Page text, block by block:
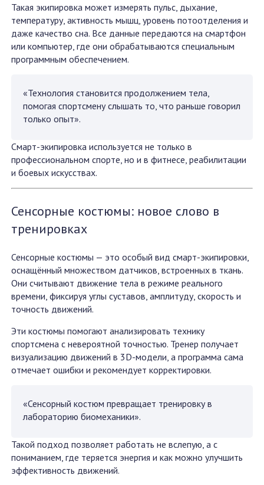
Такая экипировка может измерять пульс, дыхание,
температуру, активность мышц, уровень потоотделения и
даже качество сна. Все данные передаются на смартфон
или компьютер, где они обрабатываются специальным
программным обеспечением.
«Технология становится продолжением тела,
помогая спортсмену слышать то, что раньше говорил
только опыт».
Смарт-экипировка используется не только в
профессиональном спорте, но и в фитнесе, реабилитации
и боевых искусствах.
Сенсорные костюмы: новое слово в
тренировках
Сенсорные костюмы — это особый вид смарт-экипировки,
оснащённый множеством датчиков, встроенных в ткань.
Они считывают движение тела в режиме реального
времени, фиксируя углы суставов, амплитуду, скорость и
точность движений.
Эти костюмы помогают анализировать технику
спортсмена с невероятной точностью. Тренер получает
визуализацию движений в 3D-модели, а программа сама
отмечает ошибки и рекомендует корректировки.
«Сенсорный костюм превращает тренировку в
лабораторию биомеханики».
Такой подход позволяет работать не вслепую, а с
пониманием, где теряется энергия и как можно улучшить
эффективность движений.